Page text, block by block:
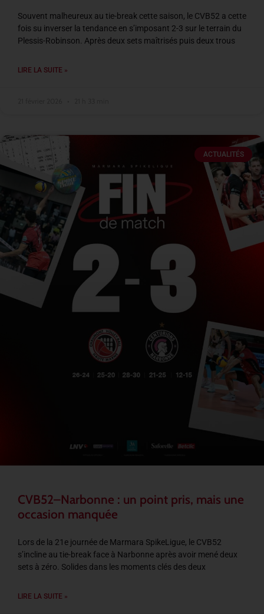
Souvent malheureux au tie-break cette saison, le CVB52 a cette
fois su inverser la tendance en s’imposant 2-3 sur le terrain du
Plessis-Robinson. Après deux sets maîtrisés puis deux trous
LIRE LA SUITE »
ACTUALITÉS
CVB52–Narbonne : un point pris, mais une
occasion manquée
Lors de la 21e journée de Marmara SpikeLigue, le CVB52
s’incline au tie-break face à Narbonne après avoir mené deux
sets à zéro. Solides dans les moments clés des deux
LIRE LA SUITE »